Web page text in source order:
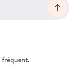
fréquent.